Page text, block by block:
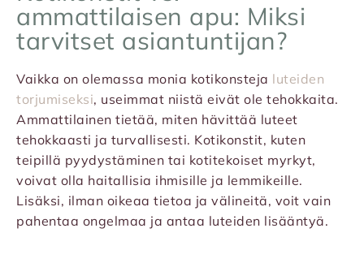
ammattilaisen apu: Miksi
tarvitset asiantuntijan?
Vaikka on olemassa monia kotikonsteja luteiden
torjumiseksi, useimmat niistä eivät ole tehokkaita.
Ammattilainen tietää, miten hävittää luteet
tehokkaasti ja turvallisesti. Kotikonstit, kuten
teipillä pyydystäminen tai kotitekoiset myrkyt,
voivat olla haitallisia ihmisille ja lemmikeille.
Lisäksi, ilman oikeaa tietoa ja välineitä, voit vain
pahentaa ongelmaa ja antaa luteiden lisääntyä.